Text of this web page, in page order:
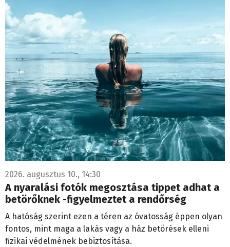
2026. augusztus 10., 14:30
A nyaralási fotók megosztása tippet adhat a
betörőknek -figyelmeztet a rendőrség
A hatóság szerint ezen a téren az óvatosság éppen olyan
fontos, mint maga a lakás vagy a ház betörések elleni
fizikai védelmének bebiztosítása.